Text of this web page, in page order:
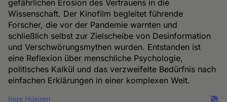
gefährlichen Erosion des Vertrauens in die
Wissenschaft. Der Kinofilm begleitet führende
Forscher, die vor der Pandemie warnten und
schließlich selbst zur Zielscheibe von Desinformation
und Verschwörungsmythen wurden. Entstanden ist
eine Reflexion über menschliche Psychologie,
politisches Kalkül und das verzweifelte Bedürfnis nach
einfachen Erklärungen in einer komplexen Welt.
Inge Hüsgen